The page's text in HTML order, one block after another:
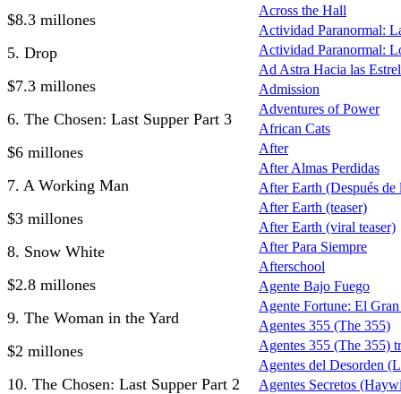
$8.3 millones
5. Drop
$7.3 millones
6. The Chosen: Last Supper Part 3
$6 millones
7. A Working Man
$3 millones
8. Snow White
$2.8 millones
9. The Woman in the Yard
$2 millones
10. The Chosen: Last Supper Part 2
Across the Hall
Actividad Paranormal:
Actividad Paranormal:
Ad Astra Hacia las
Admission
Adventures of Power
African Cats
After
After Almas Perdidas
After Earth (Después de
After Earth (teaser)
After Earth (viral teaser)
After Para Siempre
Afterschool
Agente Bajo Fuego
Agente Fortune: El
Agentes 355 (The 355)
Agentes 355 (The 355)
Agentes del Desorden
Agentes Secretos